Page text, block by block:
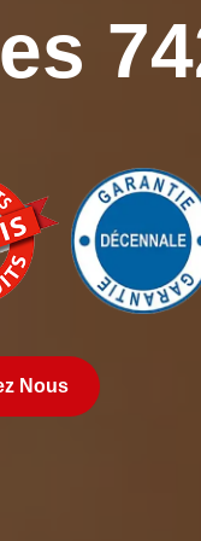
Nous